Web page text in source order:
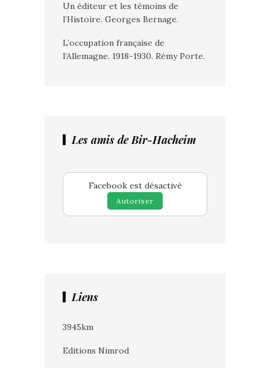
Un éditeur et les témoins de
l’Histoire. Georges Bernage.
L’occupation française de
l’Allemagne. 1918-1930. Rémy Porte.
Les amis de Bir-Hacheim
Facebook est désactivé
Autoriser
Liens
3945km
Editions Nimrod